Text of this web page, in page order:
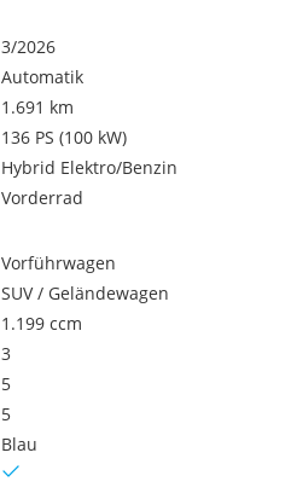
3/2026
Automatik
1.691 km
136 PS (100 kW)
Hybrid Elektro/Benzin
Vorderrad
Vorführwagen
SUV / Geländewagen
1.199 ccm
3
5
5
Blau